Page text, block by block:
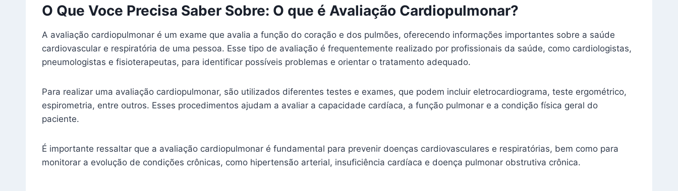
O Que Voce Precisa Saber Sobre: O que é Avaliação Cardiopulmonar?
A avaliação cardiopulmonar é um exame que avalia a função do coração e dos pulmões, oferecendo informações importantes sobre a saúde
cardiovascular e respiratória de uma pessoa. Esse tipo de avaliação é frequentemente realizado por profissionais da saúde, como cardiologistas,
pneumologistas e fisioterapeutas, para identificar possíveis problemas e orientar o tratamento adequado.
Para realizar uma avaliação cardiopulmonar, são utilizados diferentes testes e exames, que podem incluir eletrocardiograma, teste ergométrico,
espirometria, entre outros. Esses procedimentos ajudam a avaliar a capacidade cardíaca, a função pulmonar e a condição física geral do
paciente.
É importante ressaltar que a avaliação cardiopulmonar é fundamental para prevenir doenças cardiovasculares e respiratórias, bem como para
monitorar a evolução de condições crônicas, como hipertensão arterial, insuficiência cardíaca e doença pulmonar obstrutiva crônica.